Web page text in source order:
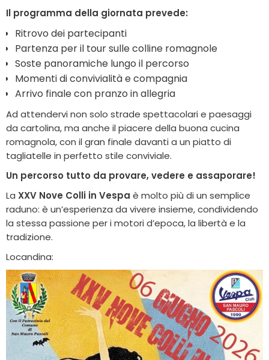
Il programma della giornata prevede:
Ritrovo dei partecipanti
Partenza per il tour sulle colline romagnole
Soste panoramiche lungo il percorso
Momenti di convivialità e compagnia
Arrivo finale con pranzo in allegria
Ad attendervi non solo strade spettacolari e paesaggi
da cartolina, ma anche il piacere della buona cucina
romagnola, con il gran finale davanti a un piatto di
tagliatelle in perfetto stile conviviale.
Un percorso tutto da provare, vedere e assaporare!
La XXV Nove Colli in Vespa è molto più di un semplice
raduno: è un’esperienza da vivere insieme, condividendo
la stessa passione per i motori d’epoca, la libertà e la
tradizione.
Locandina: